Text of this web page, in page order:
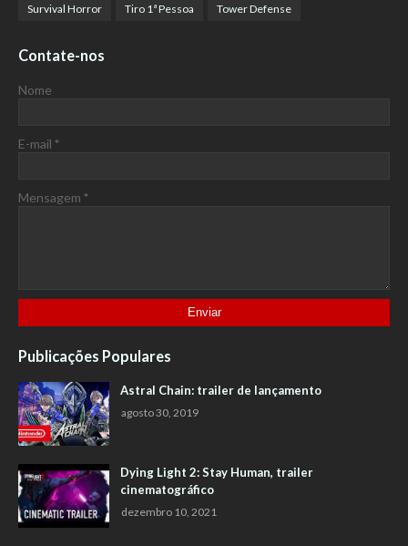
Survival Horror Tiro 1ª Pessoa Tower Defense
Contate-nos
Nome
E-mail *
Mensagem *
Publicações Populares
Astral Chain: trailer de lançamento
agosto 30, 2019
Dying Light 2: Stay Human, trailer
cinematográfico
dezembro 10, 2021